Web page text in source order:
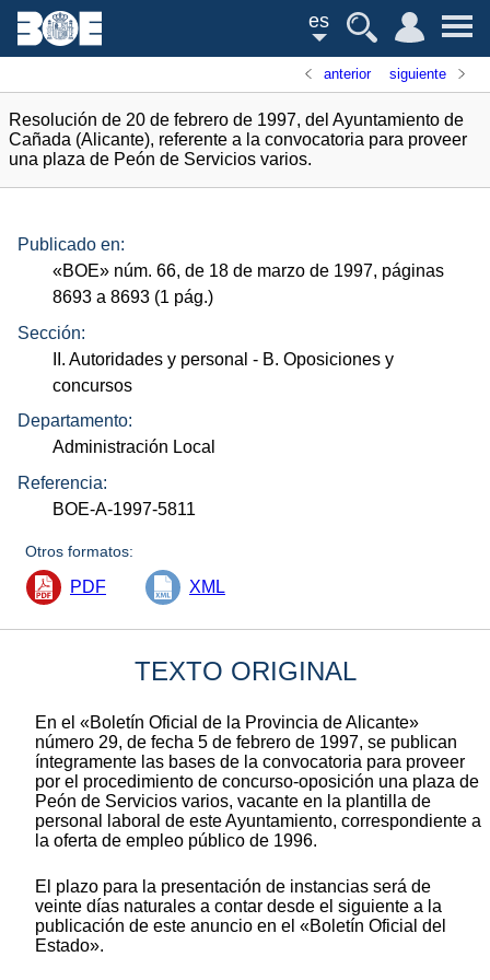
es
anterior siguiente
Resolución de 20 de febrero de 1997, del Ayuntamiento de
Cañada (Alicante), referente a la convocatoria para proveer
una plaza de Peón de Servicios varios.
Publicado en:
«BOE» núm. 66, de 18 de marzo de 1997, páginas
8693 a 8693 (1 pág.)
Sección:
II. Autoridades y personal - B. Oposiciones y
concursos
Departamento:
Administración Local
Referencia:
BOE-A-1997-5811
Otros formatos:
PDF XML
TEXTO ORIGINAL
En el «Boletín Oficial de la Provincia de Alicante»
número 29, de fecha 5 de febrero de 1997, se publican
íntegramente las bases de la convocatoria para proveer
por el procedimiento de concurso-oposición una plaza de
Peón de Servicios varios, vacante en la plantilla de
personal laboral de este Ayuntamiento, correspondiente a
la oferta de empleo público de 1996.
El plazo para la presentación de instancias será de
veinte días naturales a contar desde el siguiente a la
publicación de este anuncio en el «Boletín Oficial del
Estado».